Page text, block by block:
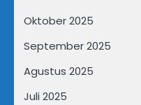
Oktober 2025
September 2025
Agustus 2025
Juli 2025